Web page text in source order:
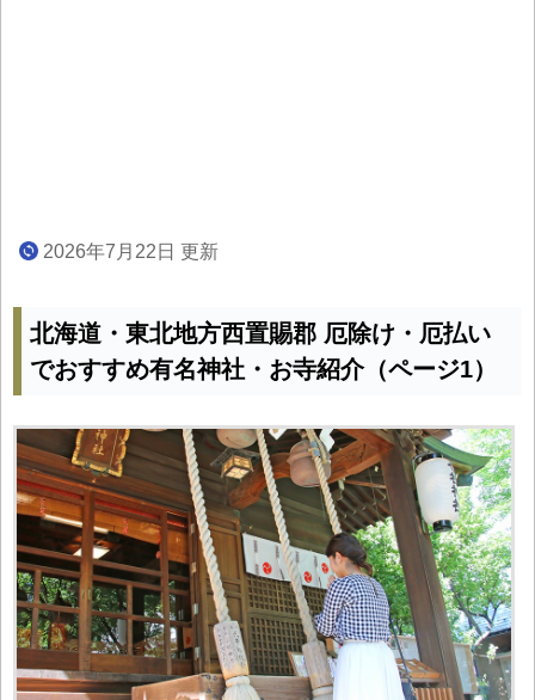
2026年7月22日 更新
北海道・東北地方西置賜郡 厄除け・厄払い
でおすすめ有名神社・お寺紹介（ページ1）